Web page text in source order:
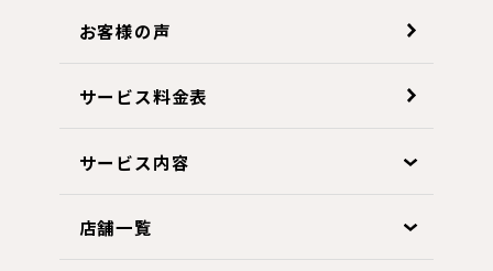
お客様の声
サービス料金表
サービス内容
店舗一覧